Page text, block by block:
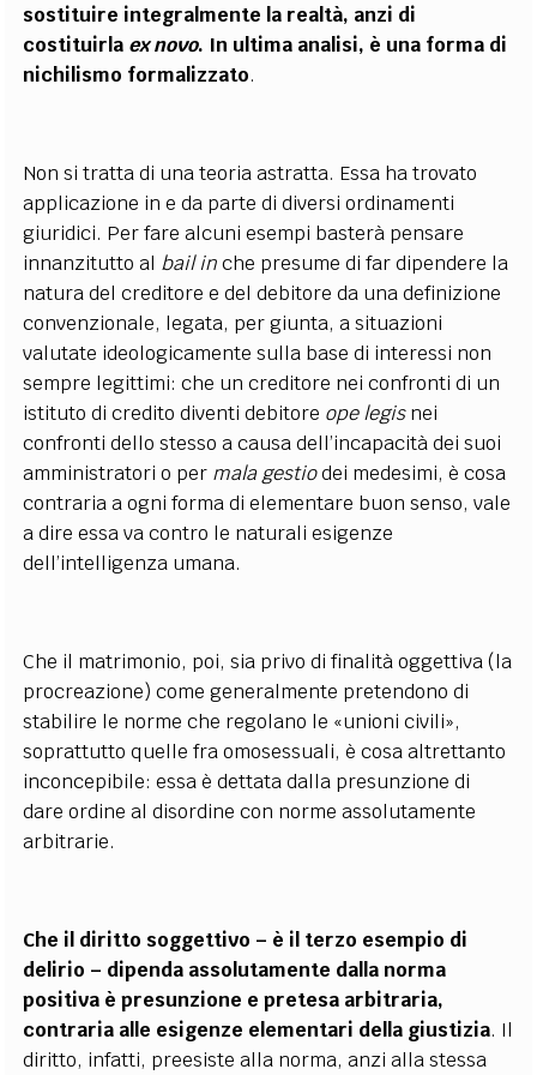
sostituire integralmente la realtà, anzi di
costituirla ex novo. In ultima analisi, è una forma di
nichilismo formalizzato.
Non si tratta di una teoria astratta. Essa ha trovato
applicazione in e da parte di diversi ordinamenti
giuridici. Per fare alcuni esempi basterà pensare
innanzitutto al bail inche presume di far dipendere la
natura del creditore e del debitore da una definizione
convenzionale, legata, per giunta, a situazioni
valutate ideologicamente sulla base di interessi non
sempre legittimi: che un creditore nei confronti di un
istituto di credito diventi debitore ope legisnei
confronti dello stesso a causa dell’incapacità dei suoi
amministratori o per mala gestiodei medesimi, è cosa
contraria a ogni forma di elementare buon senso, vale
a dire essa va contro le naturali esigenze
dell’intelligenza umana.
Che il matrimonio, poi, sia privo di finalità oggettiva (la
procreazione) come generalmente pretendono di
stabilire le norme che regolano le «unioni civili»,
soprattutto quelle fra omosessuali, è cosa altrettanto
inconcepibile: essa è dettata dalla presunzione di
dare ordine al disordine con norme assolutamente
arbitrarie.
Che il diritto soggettivo – è il terzo esempio di
delirio – dipenda assolutamente dalla norma
positiva è presunzione e pretesa arbitraria,
contraria alle esigenze elementari della giustizia. Il
diritto, infatti, preesiste alla norma, anzi alla stessa